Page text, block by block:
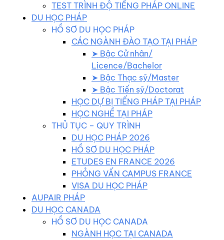
TEST TRÌNH ĐỘ TIẾNG PHÁP ONLINE
DU HỌC PHÁP
HỒ SƠ DU HỌC PHÁP
CÁC NGÀNH ĐÀO TẠO TẠI PHÁP
➤ Bậc Cử nhân/
Licence/Bachelor
➤ Bậc Thạc sỹ/Master
➤ Bậc Tiến sỹ/Doctorat
HỌC DỰ BỊ TIẾNG PHÁP TẠI PHÁP
HỌC NGHỀ TẠI PHÁP
THỦ TỤC – QUY TRÌNH
DU HỌC PHÁP 2026
HỒ SƠ DU HỌC PHÁP
ETUDES EN FRANCE 2026
PHỎNG VẤN CAMPUS FRANCE
VISA DU HỌC PHÁP
AUPAIR PHÁP
DU HỌC CANADA
HỒ SƠ DU HỌC CANADA
NGÀNH HỌC TẠI CANADA